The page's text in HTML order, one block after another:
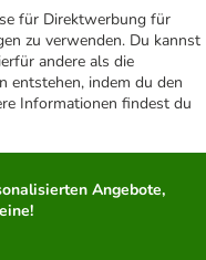
für Direktwerbung für
zu verwenden. Du kannst
andere als die
entstehen, indem du den
Informationen findest du
Angebote,